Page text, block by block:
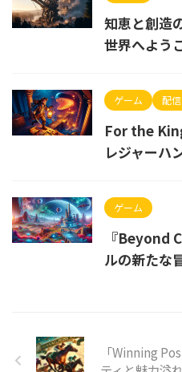
知恵と創造
世界へよう
ゲーム 配
For the
レジャーハ
ゲーム
『Beyond
ルの新たな
「Winning